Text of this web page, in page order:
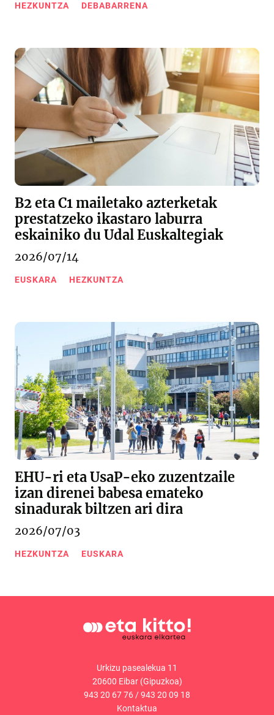
HEZKUNTZA DEBABARRENA
B2 eta C1 mailetako azterketak
prestatzeko ikastaro laburra
eskainiko du Udal Euskaltegiak
2026/07/14
EUSKARA HEZKUNTZA
EHU-ri eta UsaP-eko zuzentzaile
izan direnei babesa emateko
sinadurak biltzen ari dira
2026/07/03
HEZKUNTZA EUSKARA
Urkizu pasealekua 11
20600 Eibar (Gipuzkoa)
943 20 67 76/943 20 09 18
Kontaktua